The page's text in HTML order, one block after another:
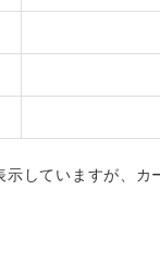
していますが、